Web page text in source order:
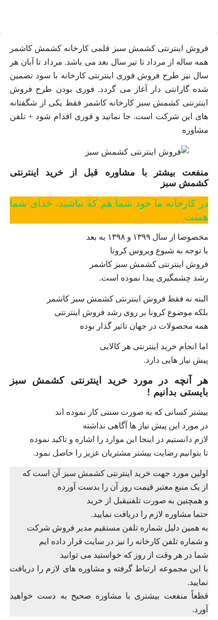
فروش اینترنتی کشمش سبز قلمی کارخانه کشمش کاشمر
همه ساله از مرداد تا تیر سال بعد می باشد. مرداد تا آبان هر
سال نیز طرح فروش فوری اینترنتی کارخانه با سود تضمین
شده گارانتی دار آغاز می گردد. فوری بودن طرح فروش
اینترنتی کشمش سبز کارخانه کاشمر فقط یکی از شگفتانه
های این شرکت است. جا نمانید و فوری اقدام شود + تلفن
مشاوره
منفعت بیشتر با مشاوره قبل از خرید اینترنتی
کشمش سبز
در کارخانه ما خود شما هم که نباشید، خدای شما
هست
مخصوصا از سال ۱۳۹۹ و ۱۳۹۸ به بعد
با توجه به شیوع ویروس کرونا
فروش اینترنتی کشمش سبز کاشمر
رشد چشمگیری پیدا نموده است.
البته نه فقط فروش اینترنتی کشمش سبز کاشمر
بلکه موضوع کرونا بر روی رشد فروش اینترنتی
همه محصولات در جهان تاثیر گذار بوده
اما انجام خرید اینترنتی هر کالایی
پیش نیاز هایی دارد.
هر آنچه در مورد خرید اینترنتی کشمش سبز
بایستی بدانیم !
بیشتر کسانی که به صورت سنتی کار نموده اند
در مورد این پیش نیاز ها آگاهی نداشته
لازم دانستیم در اینجا این موارد را اشاره و تاکید نموده
تا بتوانیم رضایت بیشتر مشتریان عزیز را حاصل نمود.
اولین مورد جهت خرید اینترنتی کشمش سبز آن است که
از یک منبع معتبر قیمت روز آن را بدست آورده
و همچنین به صورت تلفنیقبل از خرید
حتما مشاوره لازم را دریافت نمایید.
به همین دلیل شماره تلفن مستقیم مدیر فروش شرکت
و شماره تلفن کارخانه را نیز در سایت قرار داده ایم
شما در هر وقت از روز که خواستید می توانید
با این مجموعه ارتباط گرفته و مشاوره های لازم را دریافت
نمایید.
قطعاً منفعت بیشتری با مشاوره صحیح به دست خواهید
آورد.